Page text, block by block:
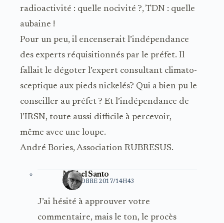
radioactivité : quelle nocivité ?, TDN : quelle
aubaine !
Pour un peu, il encenserait l’indépendance
des experts réquisitionnés par le préfet. Il
fallait le dégoter l’expert consultant climato-
sceptique aux pieds nickelés? Qui a bien pu le
conseiller au préfet ? Et l’indépendance de
l’IRSN, toute aussi difficile à percevoir,
même avec une loupe.
André Bories, Association RUBRESUS.
Michel Santo
3 OCTOBRE 2017/14H43
J’ai hésité à approuver votre
commentaire, mais le ton, le procès